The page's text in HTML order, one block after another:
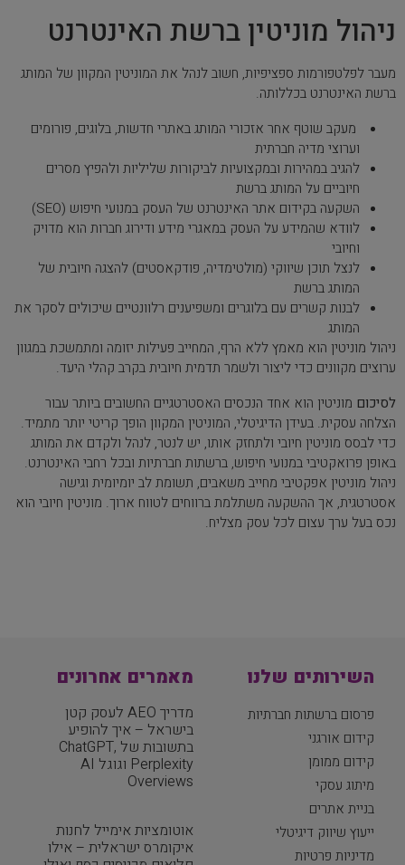
ניהול מוניטין ברשת האינטרנט
מעבר לפלטפורמות ספציפיות, חשוב לנהל את המוניטין המקוון של המותג
ברשת האינטרנט בכללותה.
מעקב שוטף אחר אזכורי המותג באתרי חדשות, בלוגים, פורומים
וערוצי מדיה חברתית
להגיב במהירות ובמקצועיות לביקורות שליליות ולהפיץ מסרים
חיוביים על המותג ברשת
השקעה בקידום אתר האינטרנט של העסק במנועי חיפוש (SEO)
לוודא שהמידע על העסק במאגרי מידע ודירוג חברות הוא מדויק
וחיובי
לנצל תוכן שיווקי (מולטימדיה, פודקאסטים) להצגה חיובית של
המותג ברשת
לבנות קשרים עם בלוגרים ומשפיענים רלוונטיים שיכולים לסקר את
המותג
ניהול מוניטין הוא מאמץ ללא הרף, המחייב פעילות יזומה ומתמשכת במגוון
ערוצים מקוונים כדי ליצור ולשמר תדמית חיובית בקרב קהלי היעד.
לסיכום מוניטין הוא אחד הנכסים האסטרטגיים החשובים ביותר עבור
הצלחה עסקית. בעידן הדיגיטלי, המוניטין המקוון הופך קריטי יותר מתמיד.
כדי לבסס מוניטין חיובי ולתחזק אותו, יש לנטר, לנהל ולקדם את המותג
באופן פרואקטיבי במנועי חיפוש, ברשתות חברתיות ובכל רחבי האינטרנט.
ניהול מוניטין אפקטיבי מחייב משאבים, תשומת לב יומיומית וגישה
אסטרטגית, אך ההשקעה משתלמת ברווחים לטווח ארוך. מוניטין חיובי הוא
נכס בעל ערך עצום לכל עסק מצליח.
השירותים שלנו
פרסום ברשתות חברתיות
קידום אורגני
קידום ממומן
מיתוג עסקי
בניית אתרים
ייעוץ שיווק דיגיטלי
מדיניות פרטיות
מאמרים אחרונים
מדריך AEO לעסק קטן
בישראל – איך להופיע
בתשובות של ChatGPT,
Perplexity וגוגל AI
Overviews
אוטומציות אימייל לחנות
איקומרס ישראלית – אילו